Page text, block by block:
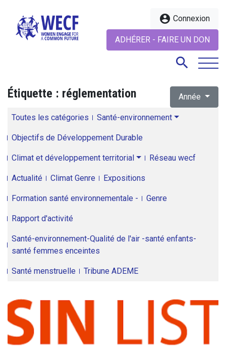
account_circle Connexion
ADHÉRER - FAIRE UN DON
search
Étiquette : réglementation Année
Toutes les catégories Santé-environnement
Objectifs de Développement Durable
Climat et développement territorial Réseau wecf
Actualité Climat Genre Expositions
Formation santé environnementale - Genre
Rapport d'activité
Santé-environnement-Qualité de l'air -santé enfants-
santé femmes enceintes
Santé menstruelle Tribune ADEME